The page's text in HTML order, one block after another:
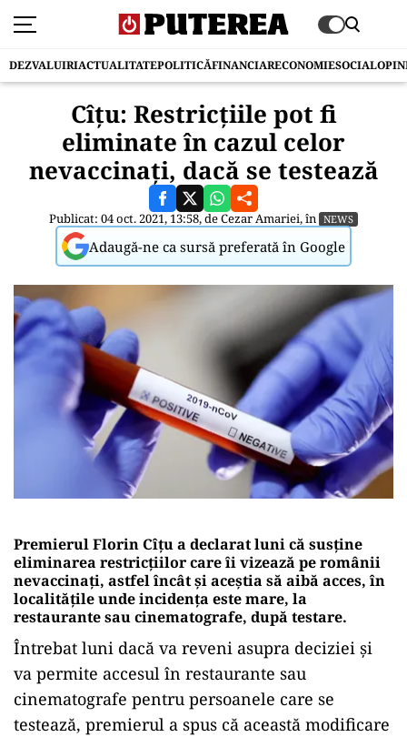
DEZVALUIRIACTUALITATEPOLITICĂFINANCIARECONOMIESOCIAL
Cîțu: Restricțiile pot fi
eliminate în cazul celor
nevaccinați, dacă se testează
Publicat: 04 oct. 2021, 13:58, deCezar Amariei, în NEWS
Adaugă-ne ca sursă preferată în Google
Premierul Florin Cîțu a declarat luni că susține
eliminarea restricțiilor care îi vizează pe românii
nevaccinați, astfel încât și aceștia să aibă acces, în
localitățile unde incidența este mare, la
restaurante sau cinematografe, după testare.
Întrebat luni dacă va reveni asupra deciziei și
va permite accesul în restaurante sau
cinematografe pentru persoanele care se
testează, premierul a spus că această modificare